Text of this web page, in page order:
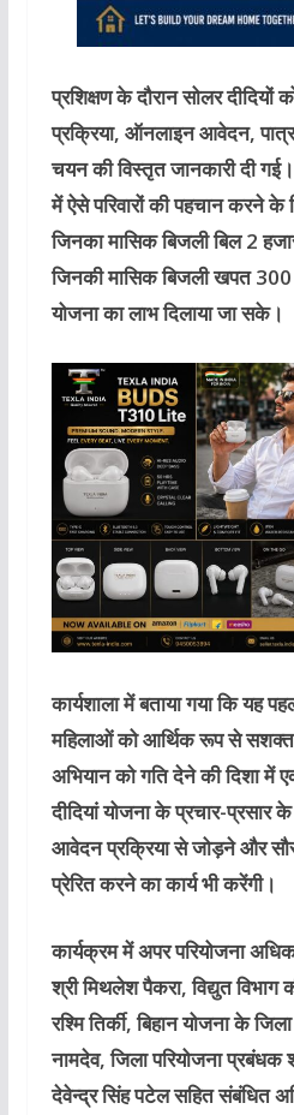
प्रशिक्षण के दौरान सोलर दीदियों
प्रक्रिया, ऑनलाइन आवेदन,
चयन की विस्तृत जानकारी दी
में ऐसे परिवारों की पहचान करने के
जिनका मासिक बिजली बिल 2
जिनकी मासिक बिजली खपत
योजना का लाभ दिलाया जा सके।
कार्यशाला में बताया गया कि यह
महिलाओं को आर्थिक रूप से सशक्त
अभियान को गति देने की दिशा में
दीदियां योजना के प्रचार-प्रसार
आवेदन प्रक्रिया से जोड़ने और
प्रेरित करने का कार्य भी करेंगी।
कार्यक्रम में अपर परियोजना
श्री मिथलेश पैकरा, विद्युत विभाग
रश्मि तिर्की, बिहान योजना के
नामदेव, जिला परियोजना प्रबंधक
देवेन्द्र सिंह पटेल सहित संबंधित